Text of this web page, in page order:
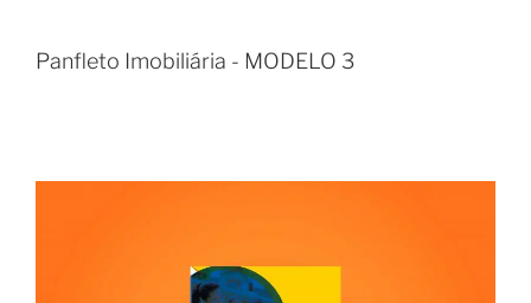
Panfleto Imobiliária - MODELO 3